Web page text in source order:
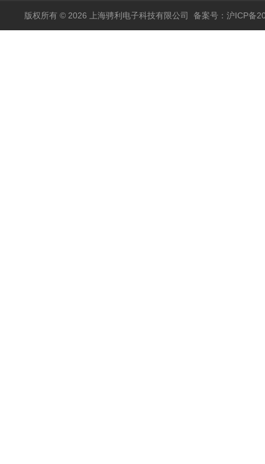
版权所有 © 2026 上海骋利电子科技有限公司 备案号：沪ICP备